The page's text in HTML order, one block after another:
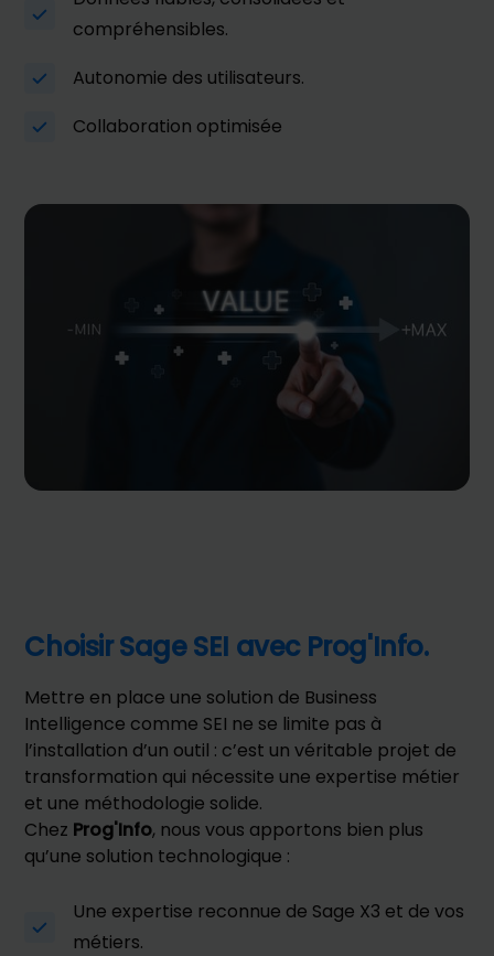
compréhensibles.
Autonomie des utilisateurs.
Collaboration optimisée
Choisir Sage SEI avec Prog'Info.
Mettre en place une solution de Business
Intelligence comme SEI ne se limite pas à
l’installation d’un outil : c’est un véritable projet de
transformation qui nécessite une expertise métier
et une méthodologie solide.
Chez Prog'Info, nous vous apportons bien plus
qu’une solution technologique :
Une expertise reconnue de Sage X3 et de vos
métiers.